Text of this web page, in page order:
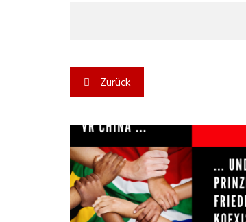
Beitragsnavigation
Zurück